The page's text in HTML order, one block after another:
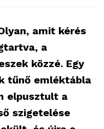
amit kérés
a
közzé. Egy
tűnő emléktábla
elpusztult a
szigetelése